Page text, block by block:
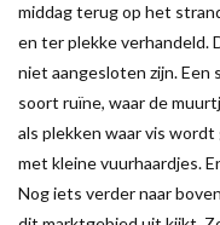
middag terug op het
en ter plekke verhandeld.
niet aangesloten zijn. Een
soort ruïne, waar de
als plekken waar vis
met kleine vuurhaardjes.
Nog iets verder naar